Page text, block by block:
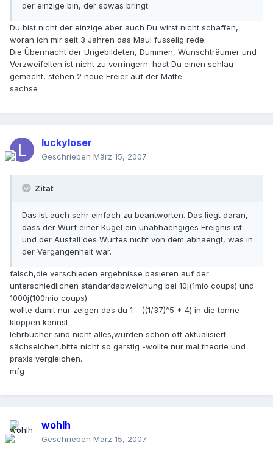
der einzige bin, der sowas bringt.
Du bist nicht der einzige aber auch Du wirst nicht schaffen,
woran ich mir seit 3 Jahren das Maul fusselig rede.
Die Übermacht der Ungebildeten, Dummen, Wunschträumer und
Verzweifelten ist nicht zu verringern. hast Du einen schlau
gemacht, stehen 2 neue Freier auf der Matte.
sachse
luckyloser
Geschrieben März 15, 2007
Zitat
Das ist auch sehr einfach zu beantworten. Das liegt daran,
dass der Wurf einer Kugel ein unabhaengiges Ereignis ist
und der Ausfall des Wurfes nicht von dem abhaengt, was in
der Vergangenheit war.
falsch,die verschieden ergebnisse basieren auf der
unterschiedlichen standardabweichung bei 10j(1mio coups) und
1000j(100mio coups)
wollte damit nur zeigen das du 1 - ((1/37)^5 * 4) in die tonne
kloppen kannst.
lehrbücher sind nicht alles,wurden schon oft aktualisiert.
sächselchen,bitte nicht so garstig -wollte nur mal theorie und
praxis vergleichen.
mfg
wohlh
Geschrieben März 15, 2007